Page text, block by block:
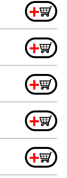
+
+
+
+
+